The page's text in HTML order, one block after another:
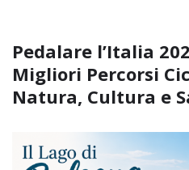
Pedalare l’Italia
Migliori Percorsi
Natura, Cultura e